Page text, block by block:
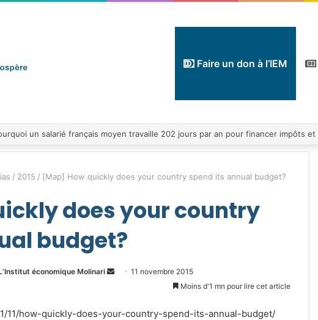
Faire un don à l’IEM
/ 2015 / [Map] How quickly does your country spend its annual budget?
does your country
budget?
économique Molinari
Envoyer11 novembre 2015
Moins d'1 mn pour lire cet article
11/how-quickly-does-your-country-spend-its-annual-budget/